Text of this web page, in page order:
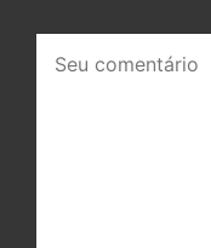
comentário: